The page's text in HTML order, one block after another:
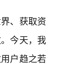
、获取资
今天，我
户趋之若